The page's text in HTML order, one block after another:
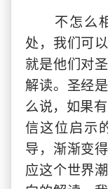
不怎么相
处，我们可
就是他们对
解读。圣经
么说，如果
信这位启示
导，渐渐变
应这个世界